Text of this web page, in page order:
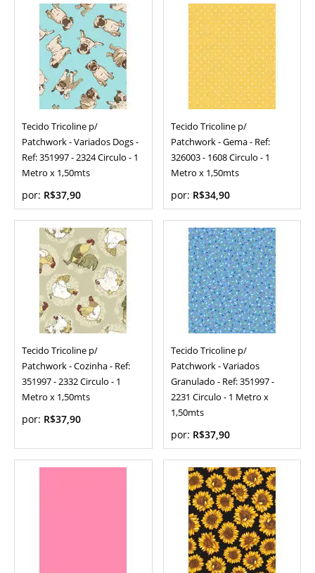
Tecido Tricoline p/
Patchwork - Variados Dogs -
Ref: 351997 - 2324 Circulo - 1
Metro x 1,50mts
por: R$37,90
Tecido Tricoline p/
Patchwork - Gema - Ref:
326003 - 1608 Circulo - 1
Metro x 1,50mts
por: R$34,90
Tecido Tricoline p/
Patchwork - Cozinha - Ref:
351997 - 2332 Circulo - 1
Metro x 1,50mts
por: R$37,90
Tecido Tricoline p/
Patchwork - Variados
Granulado - Ref: 351997 -
2231 Circulo - 1 Metro x
1,50mts
por: R$37,90